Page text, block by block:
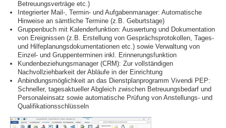
Betreuungsverträge etc.)
Integrierter Mail-, Termin- und Aufgabenmanager: Automatische
Hinweise an sämtliche Termine (z.B. Geburtstage)
Gruppenbuch mit Kalenderfunktion: Auswertung und Dokumentation
von Ereignissen (z.B. Erstellung von Gesprächsprotokollen, Tages-
und Hilfeplanungsdokumentationen etc.) sowie Verwaltung von
Einzel- und Gruppenterminen inkl. Erinnerungsfunktion
Kundenbeziehungsmanager (CRM): Zur vollständigen
Nachvollziehbarkeit der Abläufe in der Einrichtung
Anbindungsmöglichkeit an das Dienstplanprogramm Vivendi PEP:
Schneller, tagesaktueller Abgleich zwischen Betreuungsbedarf und
Personaleinsatz sowie automatische Prüfung von Anstellungs- und
Qualifikationsschlüsseln